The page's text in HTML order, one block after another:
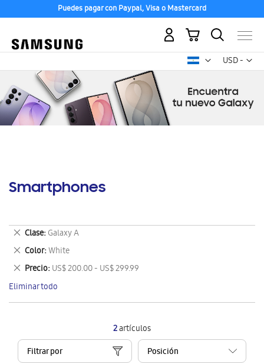
Puedes pagar con Paypal, Visa o Mastercard
USD -
dólar
Mi carrito
Smartphones
2artículos
Filtrar por
Clase Galaxy A
Eliminar
este
artículo
Color White
Eliminar
este
artículo
Precio US$ 200.00 - US$ 299.99
Eliminar
este
artículo
Eliminar todo